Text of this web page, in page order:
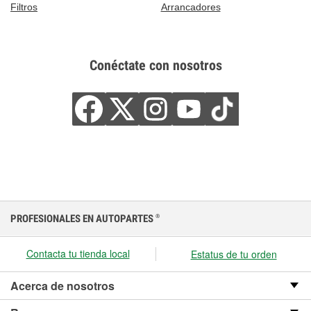
Filtros
Arrancadores
Conéctate con nosotros
PROFESIONALES EN AUTOPARTES ®
Contacta tu tienda local Estatus de tu orden
Acerca de nosotros